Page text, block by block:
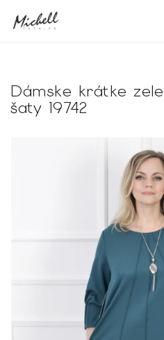
Dámske krátke
šaty 19742